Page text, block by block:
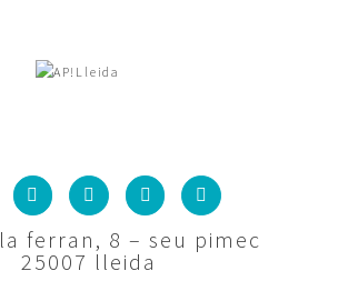
ferran, 8 – seu pimec
25007 lleida